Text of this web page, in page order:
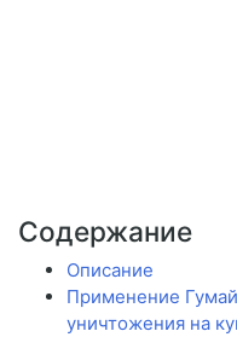
Содержание
Описание
Применение
уничтожения на